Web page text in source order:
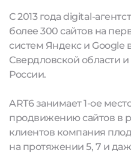
С 2013 года digital-
более 300 сайтов на
систем Яндекс и Google
Свердловской области и
России.
ART6 занимает 1-ое
продвижению сайтов в
клиентов компания
на протяжении 5, 7 и